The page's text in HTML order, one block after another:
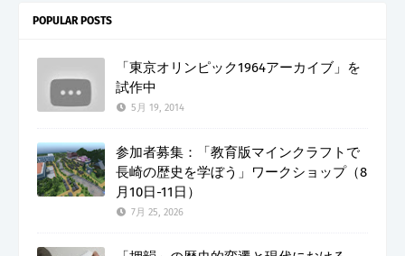
POPULAR POSTS
「東京オリンピック1964アーカイブ」を
試作中
5月 19, 2014
参加者募集：「教育版マインクラフトで
長崎の歴史を学ぼう」ワークショップ（8
月10日-11日）
7月 25, 2026